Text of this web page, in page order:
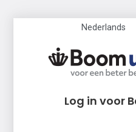
Nederlands
Log in voor